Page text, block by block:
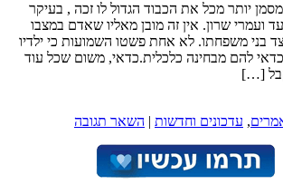
יותר מכל את הכבוד הגדול לו זכה , בעיקר
ועמרי שרון. אין זה מובן מאליו שאדם במצבו
בני משפחתו. לא אחת פשטו השמועות כי ילדיו
להם מבחינה כלכלית.כדאי, משום שכל עוד
[…]
, עדכונים וחדשות | השאר תגובה